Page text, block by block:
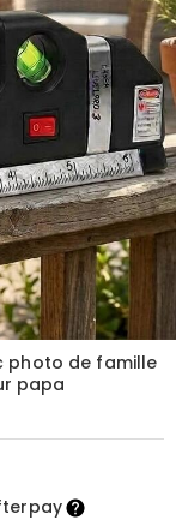
photo de famille
papa